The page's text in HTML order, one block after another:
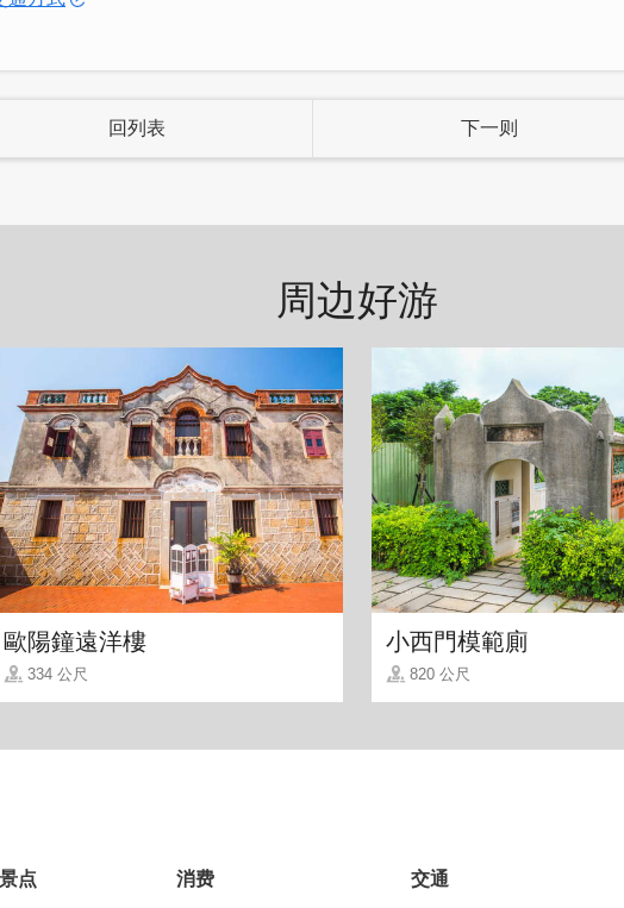
回列表 下一则
周边好游
歐陽鐘遠洋樓
334 公尺
小西門模範廁
820 公尺
景点
消费
交通